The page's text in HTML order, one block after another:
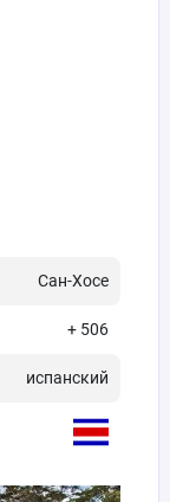
Сан-Хосе
+ 506
испанский